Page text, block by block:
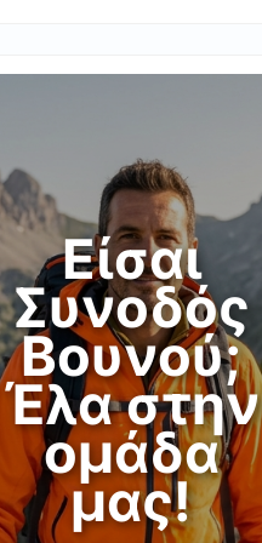
Είσαι
Συνοδός
Βουνού;
Έλα στην
ομάδα
μας!